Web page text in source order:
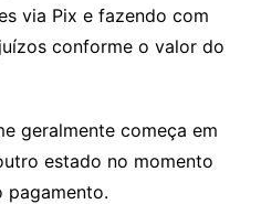
via Pix e fazendo com
conforme o valor do
geralmente começa em
estado no momento
pagamento.